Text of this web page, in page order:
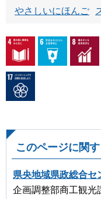
やさしいにほんご
このページに関
県央地域県政総合セ
企画調整部商工観光